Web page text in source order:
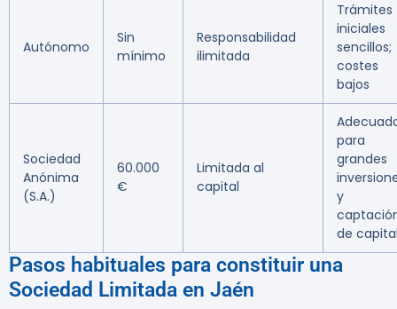
Autónomo
Sin
mínimo
Responsabilidad
ilimitada
Trámites
iniciales
sencillos;
costes
bajos
Sociedad
Anónima
(S.A.)
60.000
€
Limitada al
capital
para
grandes
y
de
Pasos habituales para constituir una
Sociedad Limitada en Jaén